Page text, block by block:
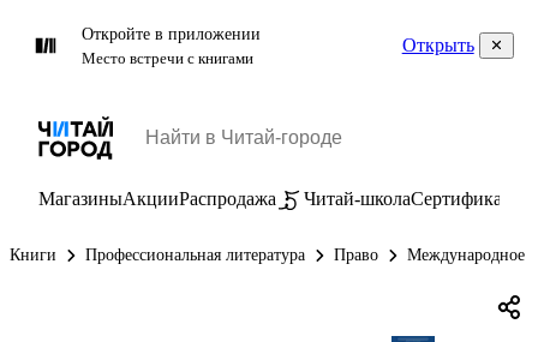
Откройте в приложении
Место встречи с книгами
Открыть
МагазиныАкцииРаспродажа Читай-школаСертификаты
Книги Профессиональная литература Право Международное